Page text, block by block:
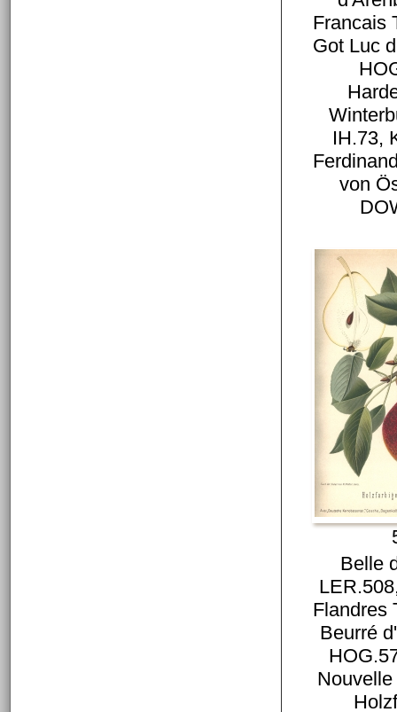
Francais
Got Luc
IH.73,
von
Belle
Flandres
Beurré